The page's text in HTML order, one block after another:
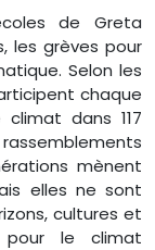
de Greta
les grèves pour
Selon les
chaque
dans 117
rassemblements
mènent
elles ne sont
cultures et
pour le climat